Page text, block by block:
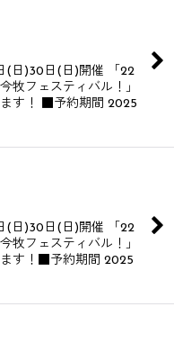
(日)30日(日)開催 「22
牧フェスティバル！」
す！ ■予約期間 2025
(日)30日(日)開催 「22
牧フェスティバル！」
す！​​ ■予約期間 2025